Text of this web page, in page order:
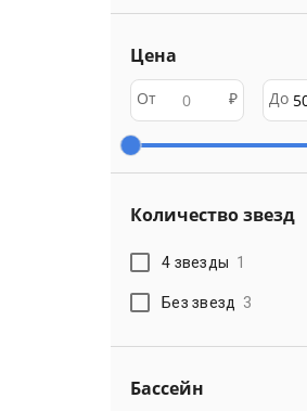
Цена
От ₽ До
Количество звезд
4 звезды 1
Без звезд 3
Бассейн